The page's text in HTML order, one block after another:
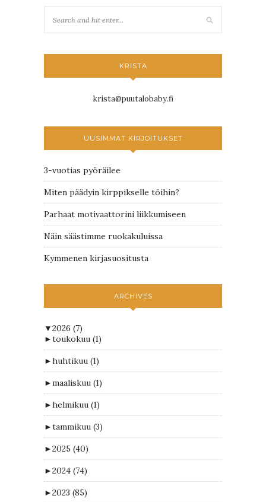
KRISTA
krista@puutalobaby.fi
UUSIMMAT KIRJOITUKSET
3-vuotias pyöräilee
Miten päädyin kirppikselle töihin?
Parhaat motivaattorini liikkumiseen
Näin säästimme ruokakuluissa
Kymmenen kirjasuositusta
ARCHIVES
▼2026 (7)
►toukokuu (1)
►huhtikuu (1)
►maaliskuu (1)
►helmikuu (1)
►tammikuu (3)
►2025 (40)
►2024 (74)
►2023 (85)